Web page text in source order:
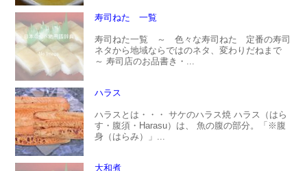
寿司ねた 一覧
寿司ねた一覧 ～ 色々な寿司ねた 定番の寿司
ネタから地域ならではのネタ、変わりだねまで
～ 寿司店のお品書き・...
ハラス
ハラスとは・・・ サケのハラス焼 ハラス（はら
す・腹須・Harasu）は、 魚の腹の部分。「※腹
身（はらみ）」...
大和煮